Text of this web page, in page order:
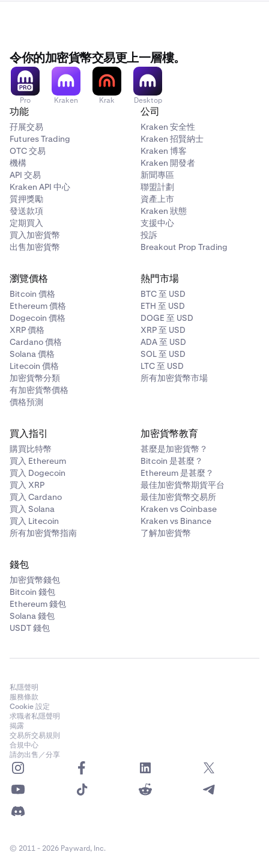
令你的加密貨幣交易更上一層樓。
Pro Kraken Krak Desktop
功能
孖展交易
Futures Trading
OTC 交易
機構
API 交易
Kraken API 中心
質押獎勵
發送款項
定期買入
買入加密貨幣
出售加密貨幣
公司
Kraken 安全性
Kraken 招賢納士
Kraken 博客
Kraken 開發者
新聞專區
聯盟計劃
資產上市
Kraken 狀態
支援中心
投訴
Breakout Prop Trading
瀏覽價格
Bitcoin 價格
Ethereum 價格
Dogecoin 價格
XRP 價格
Cardano 價格
Solana 價格
Litecoin 價格
加密貨幣分類
有加密貨幣價格
價格預測
熱門市場
BTC 至 USD
ETH 至 USD
DOGE 至 USD
XRP 至 USD
ADA 至 USD
SOL 至 USD
LTC 至 USD
所有加密貨幣市場
買入指引
購買比特幣
買入 Ethereum
買入 Dogecoin
買入 XRP
買入 Cardano
買入 Solana
買入 Litecoin
所有加密貨幣指南
加密貨幣教育
甚麼是加密貨幣？
Bitcoin 是甚麼？
Ethereum 是甚麼？
最佳加密貨幣期貨平台
最佳加密貨幣交易所
Kraken vs Coinbase
Kraken vs Binance
了解加密貨幣
錢包
加密貨幣錢包
Bitcoin 錢包
Ethereum 錢包
Solana 錢包
USDT 錢包
私隱聲明
服務條款
Cookie 設定
求職者私隱聲明
揭露
交易所交易規則
合規中心
請勿出售／分享
© 2011 - 2026 Payward, Inc.